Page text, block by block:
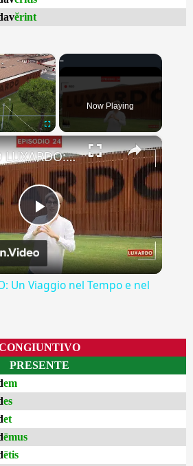
ĕrint
×
Fullscreen
Now Playing
×
Play
Video
MUSEO LUXARDO: Un Viaggio nel Tempo e nel Gusto
Un Viaggio nel Tempo e nel
PRESENTE
em
es
et
ēmus
ētis